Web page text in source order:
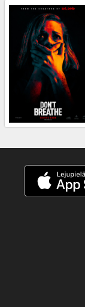
Ziņas
Dāvanu
kartes
Uzkodas
B2B
Kino
Klubs